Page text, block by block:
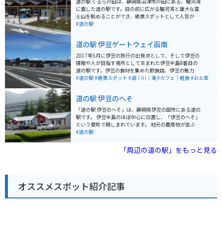
に面した道の駅です。目の前に広がる駿河湾と雄大な富
士山を眺めることができ、絶景スポットとして人気があ
ります。 地元でとれた新鮮な魚介類を販売する「くるら
す。お土産には、戸田名産の塩鰹や干物がおすすめで
す。 バイクで訪れる場合は、道の駅に隣接する「戸田漁
港展望広場」に、無料の二輪車専用駐車場が用意されて
います。駿河湾と富士山をバックに、バイクと一緒に写
真を撮るのも良いでしょう。周辺には、夕日の絶景スポ
リングの拠点としても最適です。
#道の駅
道の駅 伊豆ゲートウェイ函南
2017年5月に伊豆の旅行の出発点として、そして伊豆の
情報や人が目指す場所として生まれた伊豆半島8番目の
道の駅です。伊豆の食材を集めた飲食店、伊豆の魅力を
感じさせる物販店、そして情報を発信する案内所、さら
っしり詰まった施設が集まっています。
#道の駅#絶景スポット #湖｜川｜滝#カフェ｜軽食#お土産
道の駅 伊豆のへそ
「道の駅 伊豆のへそ」は、静岡県伊豆の国市にある道の
駅です。 伊豆半島のほぼ中心に位置し、「伊豆のへそ」
という愛称で親しまれています。 地元の農産物が並ぶ直
売所や、伊豆の食材を使った料理が楽しめるレストラ
らっくす」も併設しており、旅の疲れを癒すことができ
ている旧韮山代官屋敷など、歴史的な観光スポットも点
在しています。 伊豆半島の中心に位置しているので、観
光の拠点としても便利です。
#道の駅
「周辺の道の駅」をもっと見る
オススメスポット紹介記事